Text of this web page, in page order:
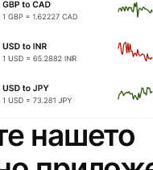
нашето